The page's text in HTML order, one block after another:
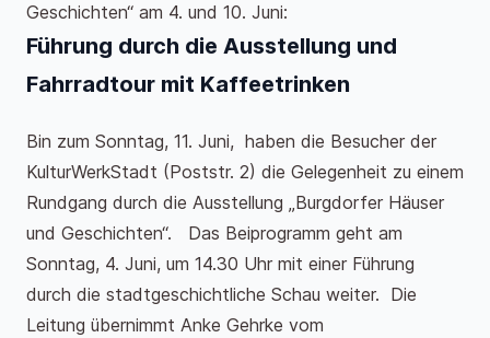
Geschichten“ am 4. und 10. Juni:
Führung durch die Ausstellung und
Fahrradtour mit Kaffeetrinken
Bin zum Sonntag, 11. Juni, haben die Besucher der
KulturWerkStadt (Poststr. 2) die Gelegenheit zu einem
Rundgang durch die Ausstellung „Burgdorfer Häuser
und Geschichten“. Das Beiprogramm geht am
Sonntag, 4. Juni, um 14.30 Uhr mit einer Führung
durch die stadtgeschichtliche Schau weiter. Die
Leitung übernimmt Anke Gehrke vom